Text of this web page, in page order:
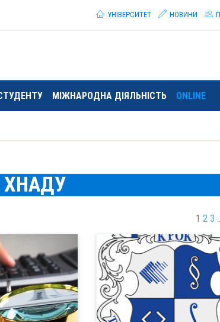
УНІВЕРСИТЕТ
НОВИНИ
МІЖНАРОДНА ДІЯЛЬНІСТЬ ONLINE
ХНАДУ
1 2 3